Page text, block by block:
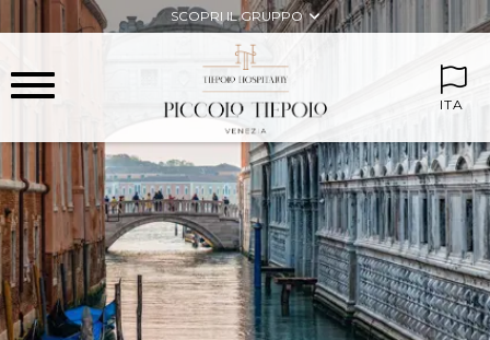
ITA
SCOPRI IL GRUPPO